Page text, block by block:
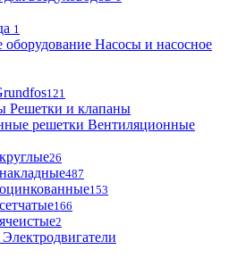
1
Насосы и насосное
121
Решетки и клапаны
Вентиляционные
26
487
153
166
2
Электродвигатели